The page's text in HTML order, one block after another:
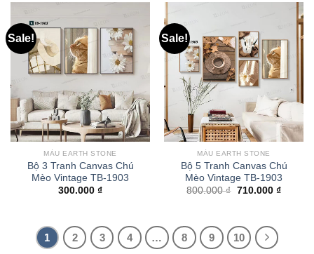
Sale!
MÀU EARTH STONE
Bộ 3 Tranh Canvas Chú
Mèo Vintage TB-1903
300.000 ₫
Sale!
MÀU EARTH STONE
Bộ 5 Tranh Canvas Chú
Mèo Vintage TB-1903
800.000₫ 710.000 ₫
1 2 3 4 … 8 9 10